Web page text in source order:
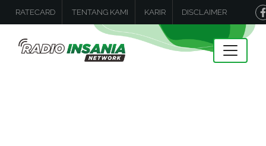
RATECARD TENTANG KAMI KARIR DISCLAIMER